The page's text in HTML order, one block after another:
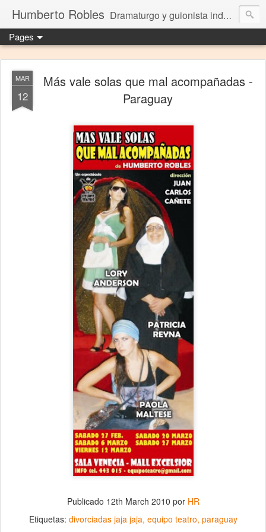
Humberto Robles Dramaturgo y guionista independiente
Pages
MAR
12
Más vale solas que mal acompañadas -
Paraguay
Publicado 12th March 2010 por HR
Etiquetas: divorciadas jaja jaja equipo teatro paraguay